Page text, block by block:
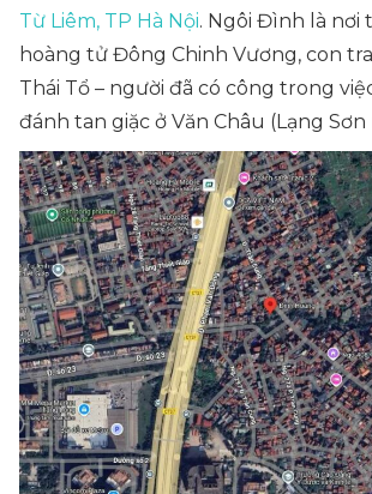
Từ Liêm, TP Hà Nội. Ngôi Đình là nơi
hoàng tử Đông Chinh Vương, con
Thái Tổ – người đã có công trong
đánh tan giặc ở Văn Châu (Lạng Sơn